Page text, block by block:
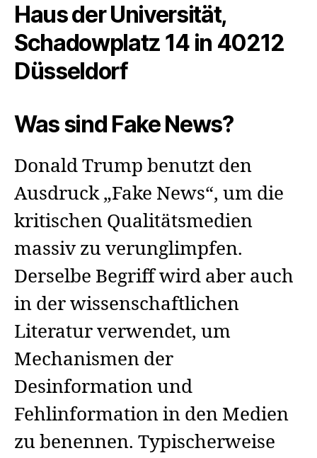
Haus der Universität,
Schadowplatz 14 in 40212
Düsseldorf
Was sind Fake News?
Donald Trump benutzt den
Ausdruck „Fake News“, um die
kritischen Qualitätsmedien
massiv zu verunglimpfen.
Derselbe Begriff wird aber auch
in der wissenschaftlichen
Literatur verwendet, um
Mechanismen der
Desinformation und
Fehlinformation in den Medien
zu benennen. Typischerweise